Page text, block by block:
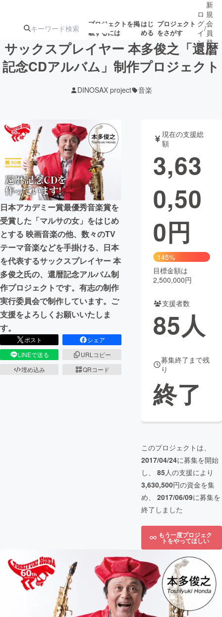
プロジェクトを掲
載するには
はじ
める
プロジェクト
をさがす
ジェクト
募集終了が近いプ
ロジェクト
アート・写真 音楽
テクノロジー・ガジェット ゲーム・サ
映像・映画
ビジネス・起業
まちづくり・地域活性化
CAMPFIRE for Social Good
CAMPFIRE Creation
CAMPFIREふるさと納税machi-ya コミュニティ
ロ
グ
イ
ン
/
新
規
会
員
登
録
サックスプレイヤー 本多俊之「還暦
記念CDアルバム」制作プロジェクト
DINOSAX project 音楽
日本アカデミー賞最優秀音楽賞を
受賞した「マルサの女」をはじめ
とする 映画音楽の他、数々のTV
テーマ音楽などを手掛ける、日本
を代表するサックスプレイヤー 本
多俊之氏の、還暦記念アルバム制
作プロジェクトです。有志の制作
実行委員会で制作しています。ご
支援をよろしくお願いいたしま
す。
ポスト
シェア
LINEで送る
URLコピー
埋め込み
QRコード
現在の支援総
額
3,63
0,50
0円
145%
目標金額は
2,500,000円
支援者数
85人
募集終了まで残
り
終了
このプロジェクトは、
2017/04/24に募集を開始
し、 85人の支援により
3,630,500円の資金を集
め、 2017/06/09に募集を
終了しました
もう一度プロジェク
トをやってほしい